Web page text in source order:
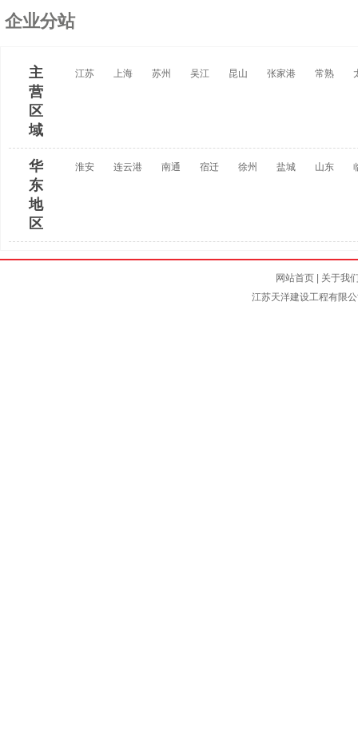
企业分站
主
营
区
域
江苏 上海 苏州 吴江 昆山 张家港 常熟
华
东
地
区
淮安 连云港 南通 宿迁 徐州 盐城 山东
网站首页|
关于我
江苏天洋建设工程有限